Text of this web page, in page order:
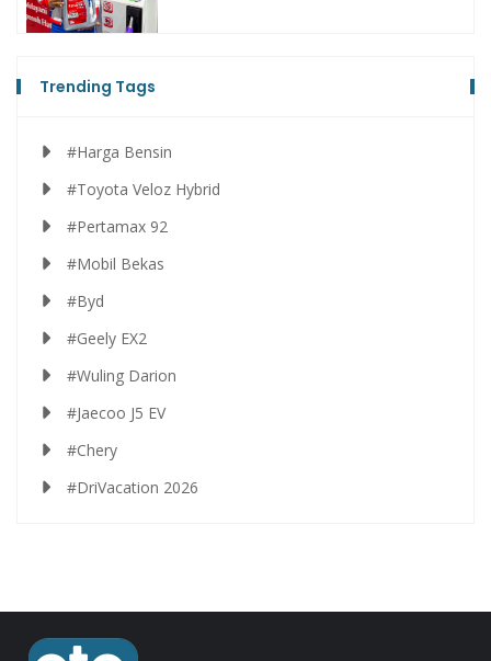
Trending Tags
#Harga Bensin
#Toyota Veloz Hybrid
#Pertamax 92
#Mobil Bekas
#Byd
#Geely EX2
#Wuling Darion
#Jaecoo J5 EV
#Chery
#DriVacation 2026